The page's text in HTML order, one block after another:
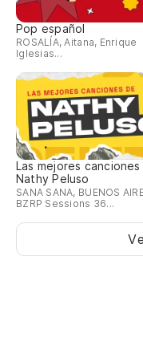
Pop español
ROSALÍA, Aitana, Enrique
Iglesias...
Las mejores canciones
Nathy Peluso
SANA SANA, BUENOS
BZRP Sessions 36...